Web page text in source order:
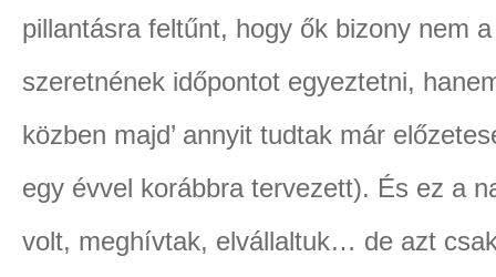
pillantásra feltűnt, hogy ők bizony nem
szeretnének időpontot egyeztetni,
közben majd’ annyit tudtak már
egy évvel korábbra tervezett). És ez a
volt, meghívtak, elvállaltuk… de azt